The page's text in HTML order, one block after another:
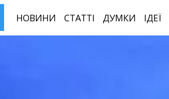
НОВИНИ СТАТТІ ДУМКИ ІДЕЇ